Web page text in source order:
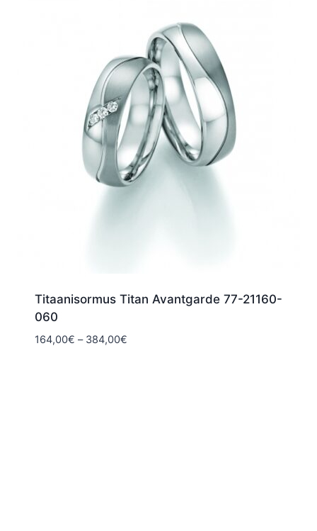
Titaanisormus Titan Avantgarde 77-21160-
060
164,00€ – 384,00€Hintaluokka: